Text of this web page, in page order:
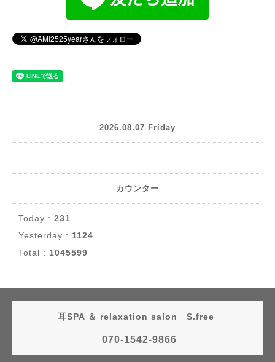
2026.08.07 Friday
カウンター
Today : 231
Yesterday : 1124
Total : 1045599
耳SPA ＆ relaxation salon S.free
070-1542-9866